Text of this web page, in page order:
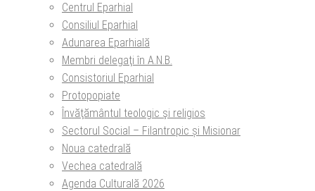
Centrul Eparhial
Consiliul Eparhial
Adunarea Eparhială
Membri delegaţi în A.N.B.
Consistoriul Eparhial
Protopopiate
Învăţământul teologic şi religios
Sectorul Social – Filantropic și Misionar
Noua catedrală
Vechea catedrală
Agenda Culturală 2026